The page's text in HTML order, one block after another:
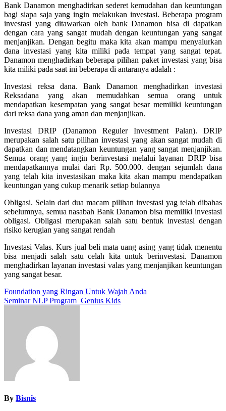
Bank Danamon menghadirkan sederet kemudahan dan keuntungan
bagi siapa saja yang ingin melakukan investasi. Beberapa program
investasi yang ditawarkan oleh bank Danamon bisa di dapatkan
dengan cara yang sangat mudah dengan keuntungan yang sangat
menjanjikan. Dengan begitu maka kita akan mampu menyalurkan
dana investasi yang kita miliki pada tempat yang sangat tepat.
Danamon menghadirkan beberapa pilihan paket investasi yang bisa
kita miliki pada saat ini beberapa di antaranya adalah :
Investasi reksa dana. Bank Danamon menghadirkan investasi
Reksadana yang akan memudahkan semua orang untuk
mendapatkan kesempatan yang sangat besar memiliki keuntungan
dari reksa dana yang aman dan menjanjikan.
Investasi DRIP (Danamon Reguler Investment Palan). DRIP
merupakan salah satu pilihan investasi yang akan sangat mudah di
dapatkan dan mendatangkan keuntungan yang sangat menjanjikan.
Semua orang yang ingin berinvestasi melalui layanan DRIP bisa
mendapatkannya mulai dari Rp. 500.000. dengan sejumlah dana
yang telah kita investasikan maka kita akan mampu mendapatkan
keuntungan yang cukup menarik setiap bulannya
Obligasi. Selain dari dua macam pilihan investasi yag telah dibahas
sebelumnya, semua nasabah Bank Danamon bisa memiliki investasi
obligasi. Obligasi merupakan salah satu bentuk investasi dengan
risiko kerugian yang sangat rendah
Investasi Valas. Kurs jual beli mata uang asing yang tidak menentu
bisa menjadi salah satu celah kita untuk berinvestasi. Danamon
menghadirkan layanan investasi valas yang menjanjikan keuntungan
yang sangat besar.
Post
navigation
Foundation yang Ringan Untuk Wajah Anda
Seminar NLP Program Genius Kids
By Bisnis